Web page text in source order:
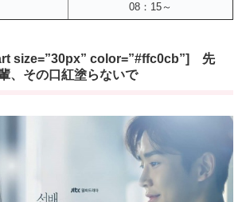
08：15～
size=”30px” color=”#ffc0cb”] 先
、その口紅塗らないで